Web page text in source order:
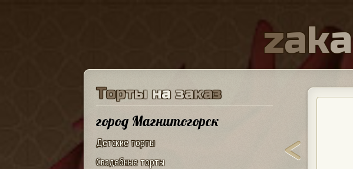
zaka
Торты на заказ
город Магнитогорск
Детские торты
Свадебные торты